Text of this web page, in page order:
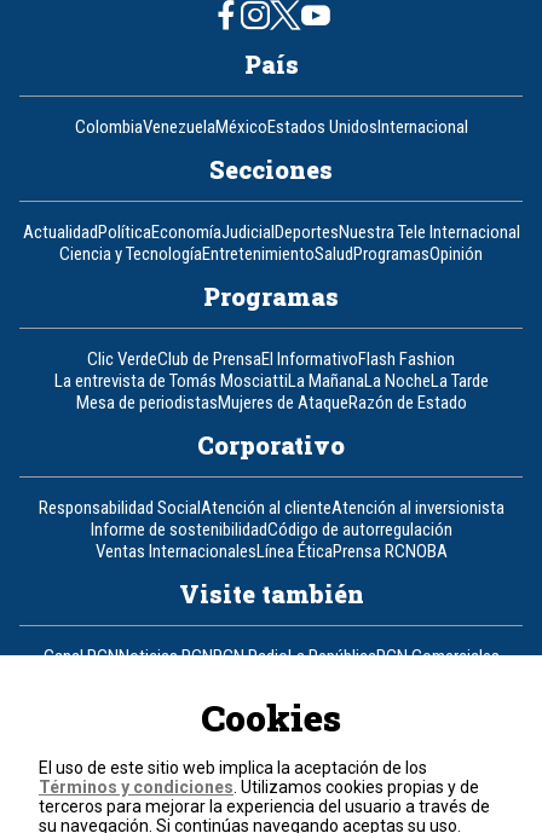
País
ColombiaVenezuelaMéxicoEstados UnidosInternacional
Secciones
ActualidadPolíticaEconomíaJudicialDeportesNuestra Tele Internacional
Ciencia y TecnologíaEntretenimientoSaludProgramasOpinión
Programas
Clic VerdeClub de PrensaEl InformativoFlash Fashion
La entrevista de Tomás MosciattiLa MañanaLa NocheLa Tarde
Mesa de periodistasMujeres de AtaqueRazón de Estado
Corporativo
Responsabilidad SocialAtención al clienteAtención al inversionista
Informe de sostenibilidadCódigo de autorregulación
Ventas InternacionalesLínea ÉticaPrensa RCNOBA
Visite también
Canal RCNNoticias RCNRCN RadioLa RepúblicaRCN Comerciales
Un producto de RCN Televisión
Contáctenos
Teléfono+57 (601) 426 92 92
Cookies
El uso de este sitio web implica la aceptación de los
Términos y condiciones . Utilizamos cookies propias y de
terceros para mejorar la experiencia del usuario a través de
su navegación. Si continúas navegando aceptas su uso.